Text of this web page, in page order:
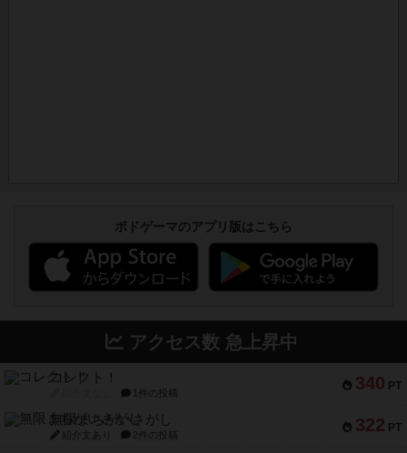
ボドゲーマのアプリ版はこちら
アクセス数 急上昇中
340 PT
コレクト！
1件の投稿
322 PT
無限まちがいさがし
紹介文あり 2件の投稿